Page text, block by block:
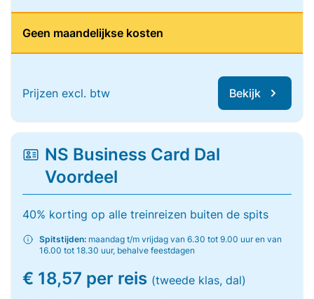
Geen maandelijkse kosten
Prijzen excl. btw Bekijk
NS Business Card Dal
Voordeel
40% korting op alle treinreizen buiten de spits
Spitstijden: maandag t/m vrijdag van 6.30 tot 9.00 uur en van
16.00 tot 18.30 uur, behalve feestdagen
€ 18,57 per reis (tweede klas, dal)